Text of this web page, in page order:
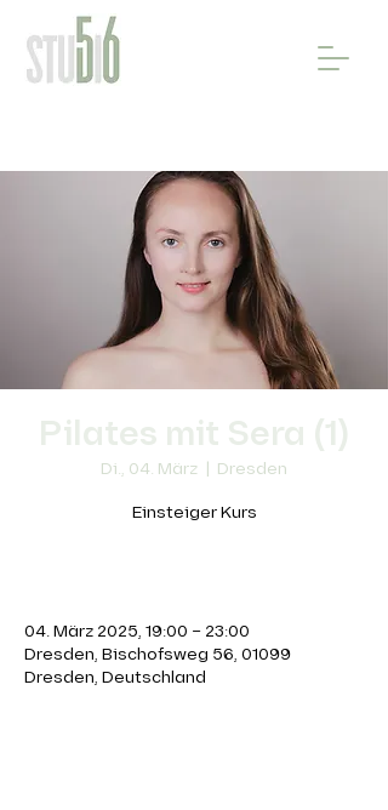
Pilates mit Sera (1)
Di., 04. März
  |
Dresden
Einsteiger Kurs
04. März 2025, 19:00 – 23:00
Dresden, Bischofsweg 56, 01099
Dresden, Deutschland